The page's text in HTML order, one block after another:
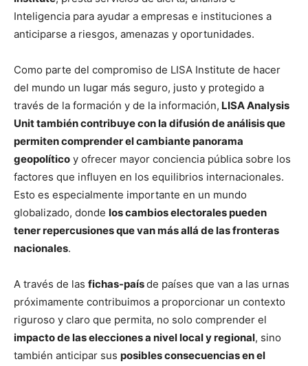
Inteligencia para ayudar a empresas e instituciones a
anticiparse a riesgos, amenazas y oportunidades.
Como parte del compromiso de LISA Institute de hacer
del mundo un lugar más seguro, justo y protegido a
través de la formación y de la información, LISA Analysis
Unit también contribuye con la difusión de análisis que
permiten comprender el cambiante panorama
geopolítico y ofrecer mayor conciencia pública sobre los
factores que influyen en los equilibrios internacionales.
Esto es especialmente importante en un mundo
globalizado, donde los cambios electorales pueden
tener repercusiones que van más allá de las fronteras
nacionales.
A través de las fichas-paísde países que van a las urnas
próximamente contribuimos a proporcionar un contexto
riguroso y claro que permita, no solo comprender el
impacto de las elecciones a nivel local y regional, sino
también anticipar sus posibles consecuencias en el